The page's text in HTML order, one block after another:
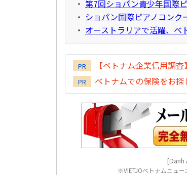
・ 第7回ショパン青少年国際
・ ショパン国際ピアノコンク
・ オーストラリアで活躍、ベ
PR 【ベトナム企業信用調
PR ベトナムでの保険をお
[Danh
※VIETJOベトナムニュ